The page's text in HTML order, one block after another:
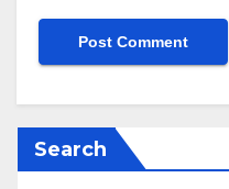
Search